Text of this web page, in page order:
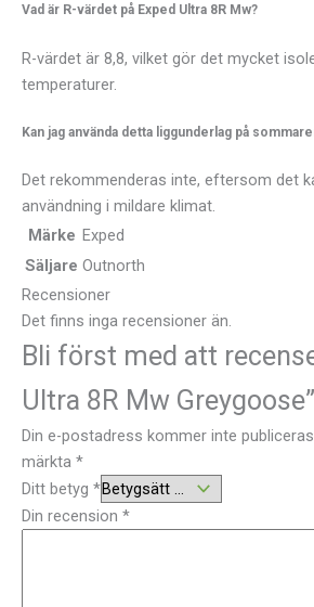
Vad är R-värdet på Exped Ultra 8R Mw?
R-värdet är 8,8, vilket gör det mycket
temperaturer.
Kan jag använda detta liggunderlag på
Det rekommenderas inte, eftersom det
användning i mildare klimat.
Märke Exped
Säljare Outnorth
Recensioner
Det finns inga recensioner än.
Bli först med att
Ultra 8R Mw Greygoose”
Din e-postadress kommer inte
märkta *
Ditt betyg *
Din recension *